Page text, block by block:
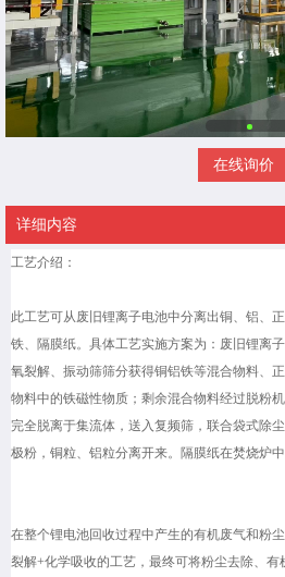
在线询价
详细内容
工艺介绍：
此工艺可从废旧锂离子电池中分离出铜、铝、
铁、隔膜纸。具体工艺实施方案为：废旧锂离
氧裂解、振动筛筛分获得铜铝铁等混合物料、
物料中的铁磁性物质；剩余混合物料经过脱粉
完全脱离于集流体，送入复频筛，联合袋式除
极粉，铜粒、铝粒分离开来。隔膜纸在焚烧炉
在整个锂电池回收过程中产生的有机废气和粉
裂解+化学吸收的工艺，最终可将粉尘去除、